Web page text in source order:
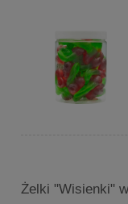
Żelki "Wisienki"